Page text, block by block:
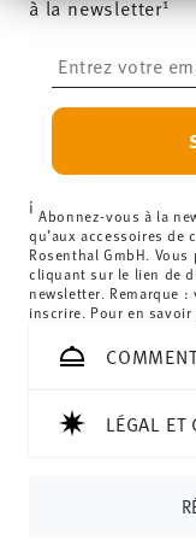
zusammen, die
haben.
Sans danger
contact
69,90 € :La
supérieures à
Frais de
votre achat est
s'appliquent.
pouvez
Royaume-Uni :
montant
livraison est
69,90 CHF.
Suivi :
Vous
articles en
à la newsletter
i Abonnez-vous à la
qu’aux accessoires de
Rosenthal GmbH.
cliquant sur le lien de
newsletter. Remarque
inscrire. Pour en savoir
LÉGAL ET